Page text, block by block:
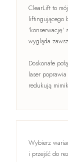
ClearLift to
liftingującego
wygląda
Doskonałe
laser
redukują
Wybierz
i przejść do